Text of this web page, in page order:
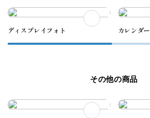
ディスプレイフォト カレンダー
その他の商品